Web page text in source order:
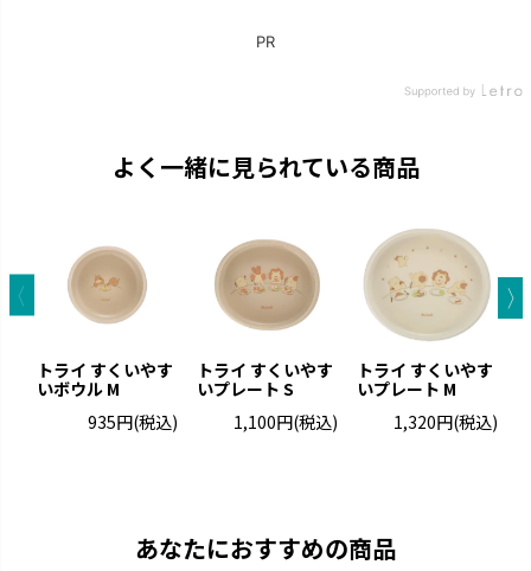
よく一緒に見られている商品
トライ すくいやす
いボウル M
935円(税込)
トライ すくいやす
いプレート S
1,100円(税込)
トライ すくいやす
いプレート M
1,320円(税込)
あなたにおすすめの商品